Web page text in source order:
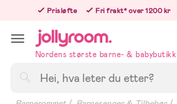
innehållet
Prisløfte Fri frakt* over 1200 kr
Nordens største barne- & babybutikk